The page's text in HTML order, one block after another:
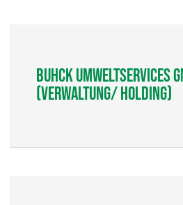
Buhck Umweltservices
(Verwaltung/ Holding)